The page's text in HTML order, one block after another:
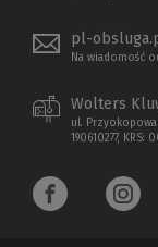
pl-
Na wiadomość
Wolters
ul. Przyokopowa
190610277, KRS: